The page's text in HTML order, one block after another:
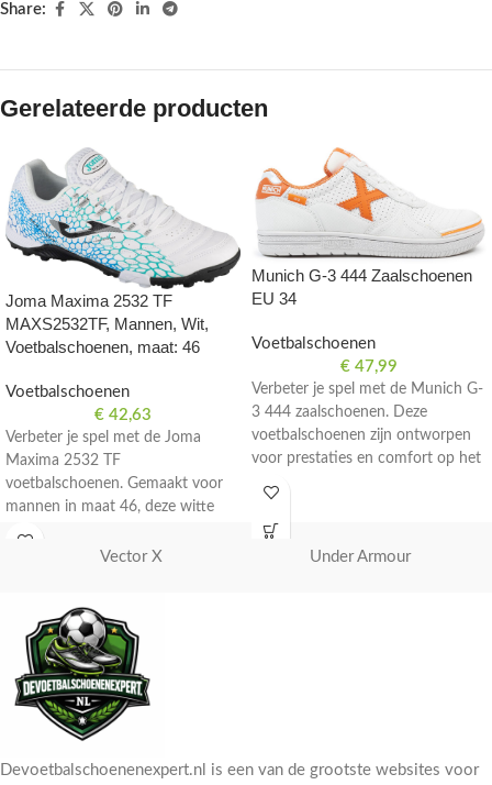
Share:
Gerelateerde producten
Joma Maxima 2532 TF
MAXS2532TF, Mannen, Wit,
Voetbalschoenen, maat: 46
Voetbalschoenen
€ 42,63
Verbeter je spel met de Joma
Maxima 2532 TF
voetbalschoenen. Gemaakt voor
mannen in maat 46, deze witte
Munich G-3 444 Zaalschoenen
EU 34
Voetbalschoenen
€ 47,99
Verbeter je spel met de Munich G-
3 444 zaalschoenen. Deze
voetbalschoenen zijn ontworpen
voor prestaties en comfort op het
Vector X Under Armour
Devoetbalschoenenexpert.nl is een van de grootste websites voor